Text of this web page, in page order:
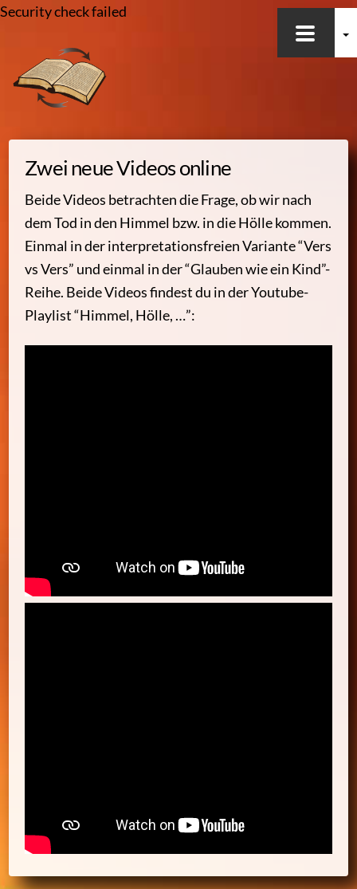
Security check failed
content
Zwei neue Videos online
Beide Videos betrachten die Frage, ob wir nach
dem Tod in den Himmel bzw. in die Hölle kommen.
Einmal in der interpretationsfreien Variante “Vers
vs Vers” und einmal in der “Glauben wie ein Kind”-
Reihe. Beide Videos findest du in der Youtube-
Playlist “Himmel, Hölle, …”: